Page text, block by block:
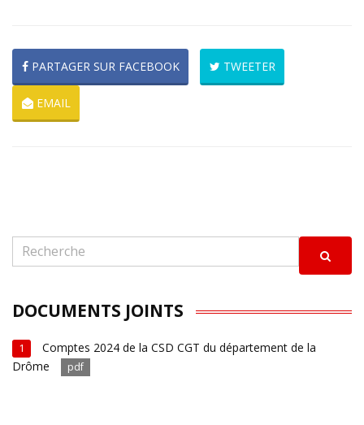
PARTAGER SUR FACEBOOK TWEETER
EMAIL
DOCUMENTS JOINTS
1
Comptes 2024 de la CSD CGT du département de la
Drôme
pdf